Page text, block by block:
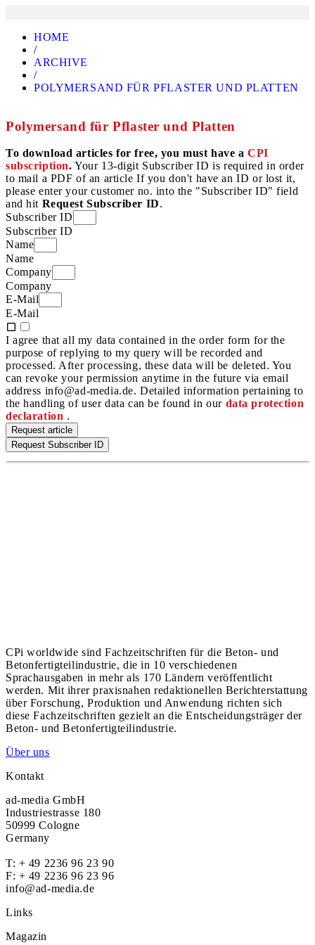
HOME
/
ARCHIVE
/
POLYMERSAND FÜR PFLASTER UND PLATTEN
Polymersand für Pflaster und Platten
To download articles for free, you must have aCPI
subscription. Your 13-digit Subscriber ID is required in order
to mail a PDF of an article If you don't have an ID or lost it,
please enter your customer no. into the "Subscriber ID" field
and hit Request Subscriber ID.
Subscriber ID
Subscriber ID
Name
Name
Company
Company
E-Mail
E-Mail
I agree that all my data contained in the order form for the
purpose of replying to my query will be recorded and
processed. After processing, these data will be deleted. You
can revoke your permission anytime in the future via email
address info@ad-media.de. Detailed information pertaining to
the handling of user data can be found in our data protection
declaration .
Request article
Request Subscriber ID
CPi worldwide sind Fachzeitschriften für die Beton- und
Betonfertigteilindustrie, die in 10 verschiedenen
Sprachausgaben in mehr als 170 Ländern veröffentlicht
werden. Mit ihrer praxisnahen redaktionellen Berichterstattung
über Forschung, Produktion und Anwendung richten sich
diese Fachzeitschriften gezielt an die Entscheidungsträger der
Beton- und Betonfertigteilindustrie.
Über uns
Kontakt
ad-media GmbH
Industriestrasse 180
50999 Cologne
Germany
T: + 49 2236 96 23 90
F: + 49 2236 96 23 96
info@ad-media.de
Links
Magazin